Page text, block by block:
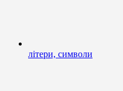
літери, символи